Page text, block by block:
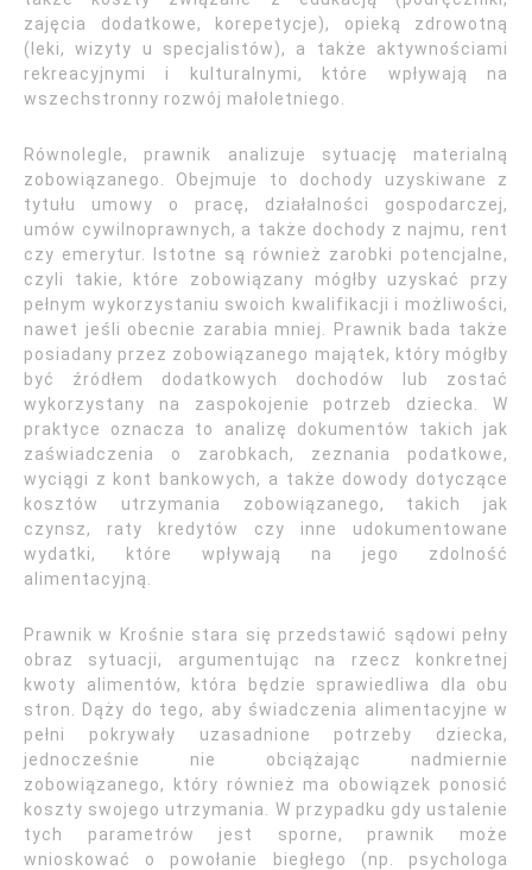
zajęcia dodatkowe, korepetycje), opieką zdrowotną
(leki, wizyty u specjalistów), a także aktywnościami
rekreacyjnymi i kulturalnymi, które wpływają na
wszechstronny rozwój małoletniego.
Równolegle, prawnik analizuje sytuację materialną
zobowiązanego. Obejmuje to dochody uzyskiwane z
tytułu umowy o pracę, działalności gospodarczej,
umów cywilnoprawnych, a także dochody z najmu, rent
czy emerytur. Istotne są również zarobki potencjalne,
czyli takie, które zobowiązany mógłby uzyskać przy
pełnym wykorzystaniu swoich kwalifikacji i możliwości,
nawet jeśli obecnie zarabia mniej. Prawnik bada także
posiadany przez zobowiązanego majątek, który mógłby
być źródłem dodatkowych dochodów lub zostać
wykorzystany na zaspokojenie potrzeb dziecka. W
praktyce oznacza to analizę dokumentów takich jak
zaświadczenia o zarobkach, zeznania podatkowe,
wyciągi z kont bankowych, a także dowody dotyczące
kosztów utrzymania zobowiązanego, takich jak
czynsz, raty kredytów czy inne udokumentowane
wydatki, które wpływają na jego zdolność
alimentacyjną.
Prawnik w Krośnie stara się przedstawić sądowi pełny
obraz sytuacji, argumentując na rzecz konkretnej
kwoty alimentów, która będzie sprawiedliwa dla obu
stron. Dąży do tego, aby świadczenia alimentacyjne w
pełni pokrywały uzasadnione potrzeby dziecka,
jednocześnie nie obciążając nadmiernie
zobowiązanego, który również ma obowiązek ponosić
koszty swojego utrzymania. W przypadku gdy ustalenie
tych parametrów jest sporne, prawnik może
wnioskować o powołanie biegłego (np. psychologa